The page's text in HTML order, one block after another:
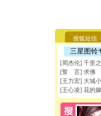
搜狐短信
三星图铃
[周杰伦] 千里
[誓 言] 求佛
[王力宏] 大城
[王心凌] 花的